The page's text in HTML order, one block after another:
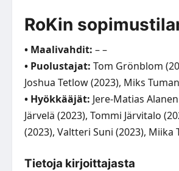
RoKin
• Maalivahdit: – –
• Puolustajat: Tom Grönblom
Joshua Tetlow (2023), Miks
• Hyökkääjät: Jere-Matias
Järvelä (2023), Tommi Järvitalo
(2023), Valtteri Suni (2023), Miika
Tietoja kirjoittajasta